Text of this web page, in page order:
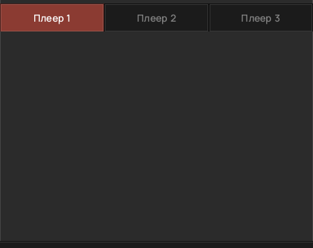
Плеер 1 Плеер 2 Плеер 3